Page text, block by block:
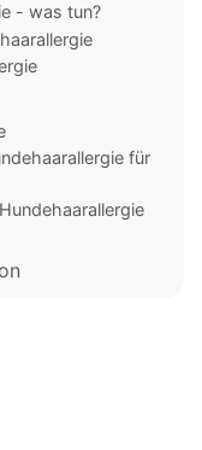
- was tun?
für